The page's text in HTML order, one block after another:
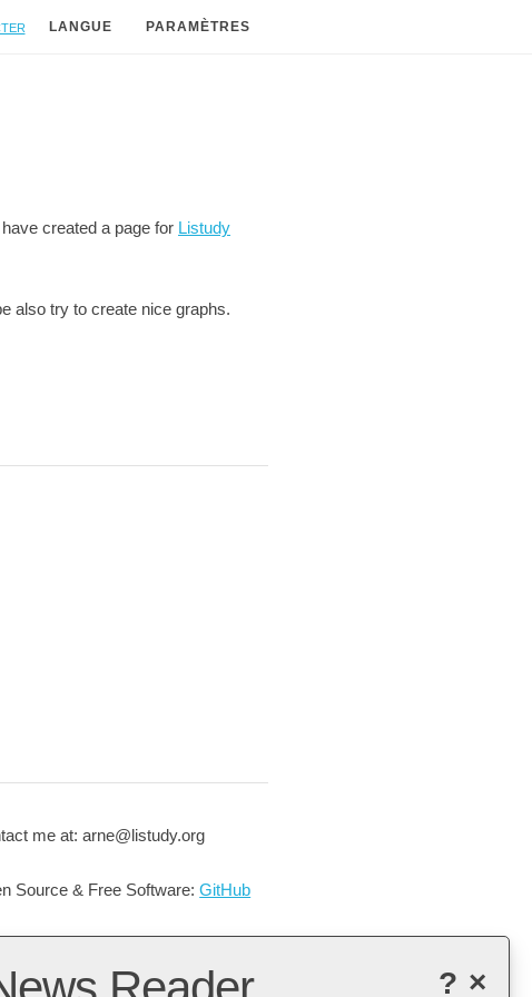
LANGUE PARAMÈTRES
created a page for Listudy
also try to create nice graphs.
me at: arne@listudy.org
Source & Free Software:GitHub
×
?